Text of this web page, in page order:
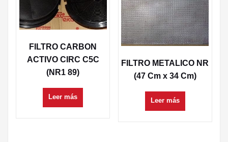
FILTRO CARBON
ACTIVO CIRC C5C
(NR1 89)
Leer más
FILTRO METALICO NR
(47 Cm x 34 Cm)
Leer más